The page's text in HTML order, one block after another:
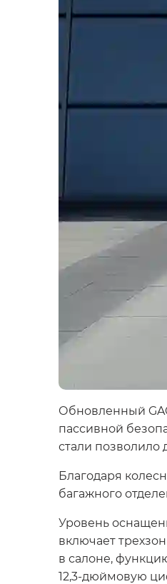
Обновленный
пассивной
стали позволило
Благодаря
багажного
Уровень
включает
в салоне,
12,3-дюймовую